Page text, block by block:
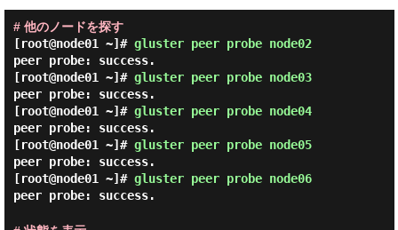
# 他のノードを探す
[root@node01 ~]# gluster peer probe node02
peer probe: success.
[root@node01 ~]# gluster peer probe node03
peer probe: success.
[root@node01 ~]# gluster peer probe node04
peer probe: success.
[root@node01 ~]# gluster peer probe node05
peer probe: success.
[root@node01 ~]# gluster peer probe node06
peer probe: success.